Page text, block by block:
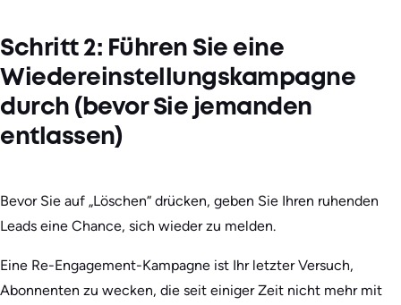
Schritt 2: Führen Sie eine
Wiedereinstellungskampagne
durch (bevor Sie jemanden
entlassen)
Bevor Sie auf „Löschen“ drücken, geben Sie Ihren ruhenden
Leads eine Chance, sich wieder zu melden.
Eine Re-Engagement-Kampagne ist Ihr letzter Versuch,
Abonnenten zu wecken, die seit einiger Zeit nicht mehr mit